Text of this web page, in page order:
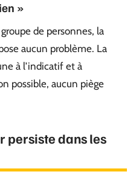
»
de personnes, la
aucun problème. La
à l’indicatif et à
possible, aucun piège
persiste dans les